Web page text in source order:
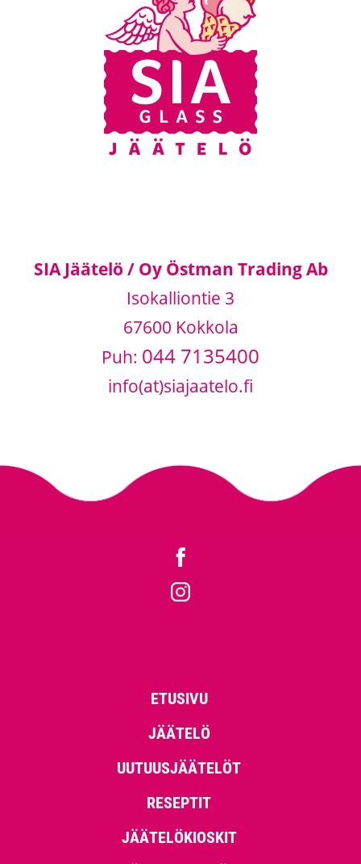
SIA Jäätelö / Oy Östman Trading Ab
Isokalliontie 3
67600 Kokkola
Puh: 044 7135400
info(at)siajaatelo.fi
ETUSIVU
JÄÄTELÖ
UUTUUSJÄÄTELÖT
RESEPTIT
JÄÄTELÖKIOSKIT